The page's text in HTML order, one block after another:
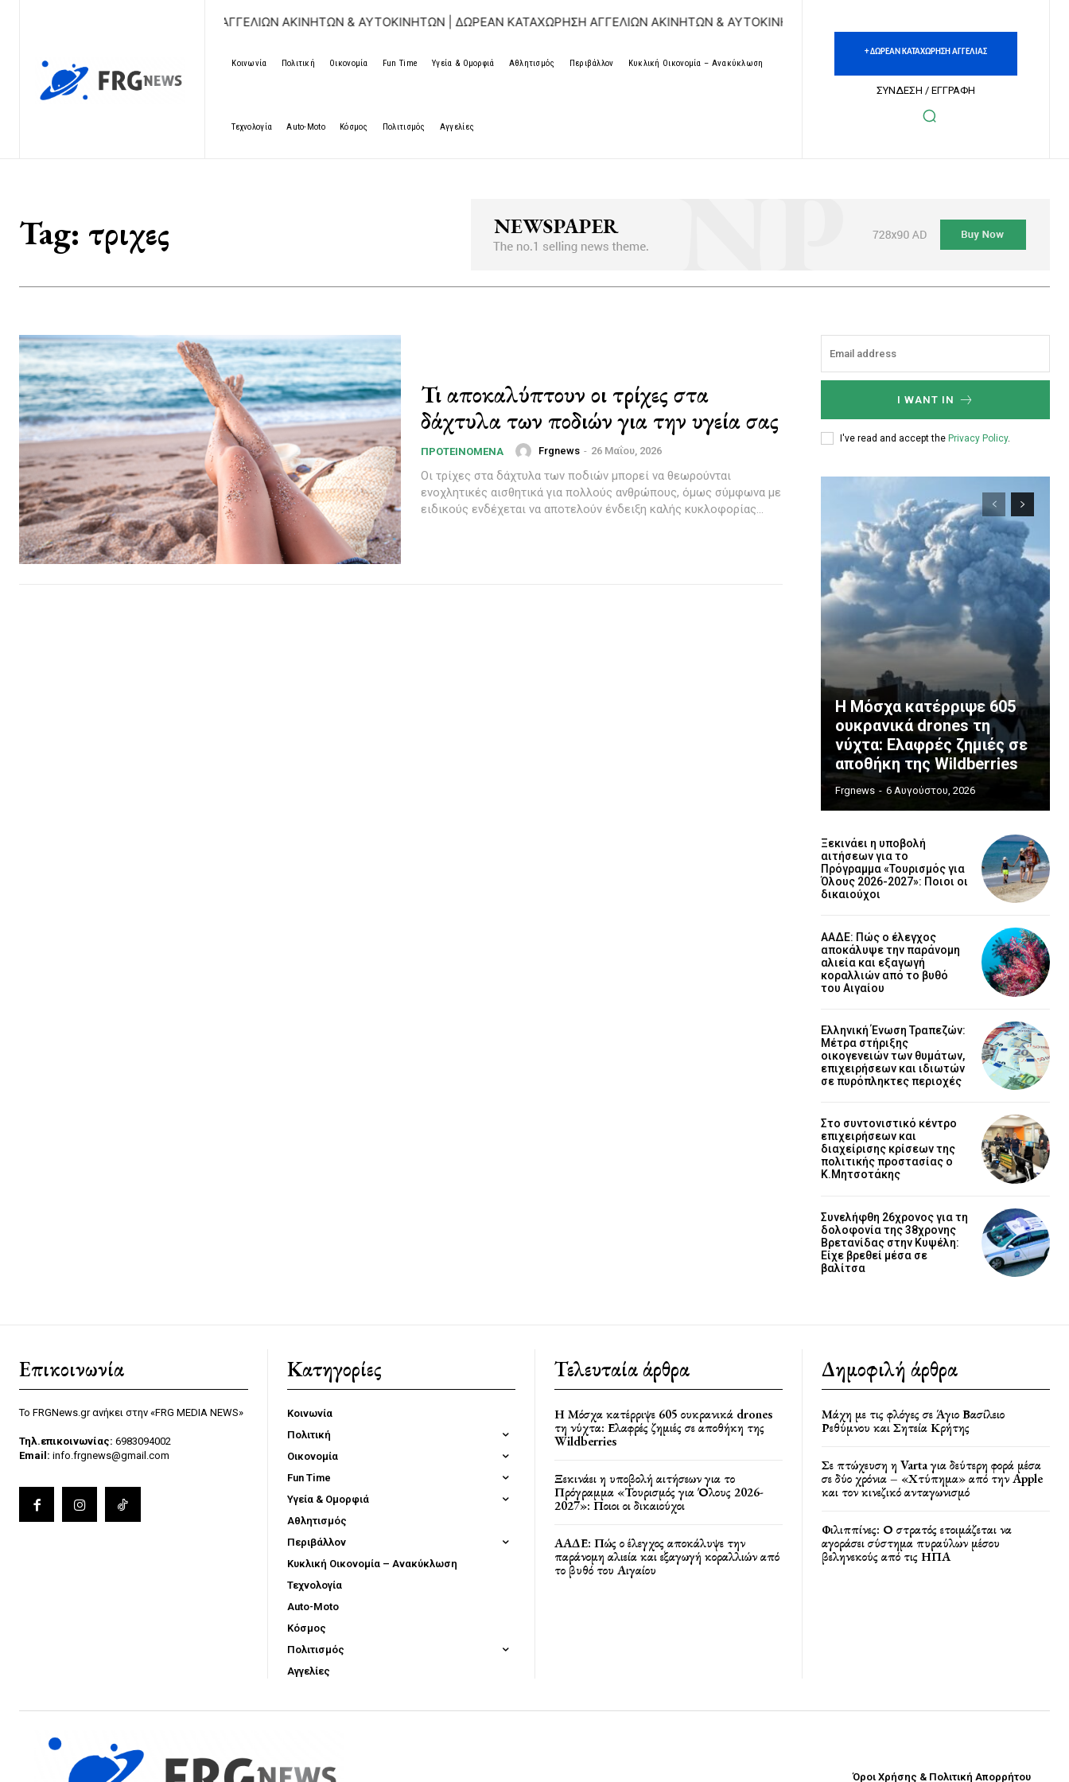
ΔΩΡΕΑΝ ΚΑΤΑΧΩΡΗΣΗ ΑΓΓΕΛΙΩΝ ΑΚΙΝΗΤΩΝ & ΑΥΤΟΚΙΝΗΤΩΝ | ΔΩΡΕΑΝ ΚΑΤΑΧΩΡΗΣΗ ΑΓΓΕΛΙΩΝ ΑΚΙΝΗΤΩΝ & ΑΥΤΟΚΙΝΗΤΩΝ | ΔΩΡΕΑΝ ΚΑΤΑΧΩΡΗΣΗ ΑΓΓΕΛΙΩΝ ΑΚΙΝΗΤΩΝ
Κοινωνία Πολιτική Οικονομία Fun Time Υγεία & Ομορφιά Αθλητισμός Περιβάλλον Κυκλική Οικονομία – Ανακύκλωση
Τεχνολογία Auto-Moto Κόσμος Πολιτισμός Αγγελίες
+ ΔΩΡΕΑΝ ΚΑΤΑΧΩΡΗΣΗ ΑΓΓΕΛΙΑΣ
ΣΥΝΔΕΣΗ / ΕΓΓΡΑΦΗ
Tag: τριχες
Τι αποκαλύπτουν οι τρίχες στα
δάχτυλα των ποδιών για την υγεία σας
ΠΡΟΤΕΙΝΌΜΕΝΑ Frgnews - 26 Μαΐου, 2026
Οι τρίχες στα δάχτυλα των ποδιών μπορεί να θεωρούνται
ενοχλητικές αισθητικά για πολλούς ανθρώπους, όμως σύμφωνα με
ειδικούς ενδέχεται να αποτελούν ένδειξη καλής κυκλοφορίας...
I WANT IN
I've read and accept the Privacy Policy.
Η Μόσχα κατέρριψε 605
ουκρανικά drones τη
νύχτα: Ελαφρές ζημιές σε
αποθήκη της Wildberries
Frgnews - 6 Αυγούστου, 2026
Ξεκινάει η υποβολή
αιτήσεων για το
Πρόγραμμα «Τουρισμός για
Όλους 2026-2027»: Ποιοι οι
δικαιούχοι
ΑΑΔΕ: Πώς ο έλεγχος
αποκάλυψε την παράνομη
αλιεία και εξαγωγή
κοραλλιών από το βυθό
του Αιγαίου
Ελληνική Ένωση Τραπεζών:
Μέτρα στήριξης
οικογενειών των θυμάτων,
επιχειρήσεων και ιδιωτών
σε πυρόπληκτες περιοχές
Στο συντονιστικό κέντρο
επιχειρήσεων και
διαχείρισης κρίσεων της
πολιτικής προστασίας ο
Κ.Μητσοτάκης
Συνελήφθη 26χρονος για τη
δολοφονία της 38χρονης
Βρετανίδας στην Κυψέλη:
Είχε βρεθεί μέσα σε
βαλίτσα
Επικοινωνία
Το FRGNews.gr ανήκει στην «FRG MEDIA NEWS»
Τηλ.επικοινωνίας: 6983094002
Email: info.frgnews@gmail.com
Κατηγορίες
Κοινωνία
Πολιτική
Οικονομία
Fun Time
Υγεία & Ομορφιά
Αθλητισμός
Περιβάλλον
Κυκλική Οικονομία – Ανακύκλωση
Τεχνολογία
Auto-Moto
Κόσμος
Πολιτισμός
Αγγελίες
Τελευταία άρθρα
Η Μόσχα κατέρριψε 605 ουκρανικά drones
τη νύχτα: Ελαφρές ζημιές σε αποθήκη της
Wildberries
Ξεκινάει η υποβολή αιτήσεων για το
Πρόγραμμα «Τουρισμός για Όλους 2026-
2027»: Ποιοι οι δικαιούχοι
ΑΑΔΕ: Πώς ο έλεγχος αποκάλυψε την
παράνομη αλιεία και εξαγωγή κοραλλιών από
το βυθό του Αιγαίου
Δημοφιλή άρθρα
Μάχη με τις φλόγες σε Άγιο Βασίλειο
Ρεθύμνου και Σητεία Κρήτης
Σε πτώχευση η Varta για δεύτερη φορά μέσα
σε δύο χρόνια – «Χτύπημα» από την Apple
και τον κινεζικό ανταγωνισμό
Φιλιππίνες: Ο στρατός ετοιμάζεται να
αγοράσει σύστημα πυραύλων μέσου
βεληνεκούς από τις ΗΠΑ
Όροι Χρήσης & Πολιτική Απορρήτου